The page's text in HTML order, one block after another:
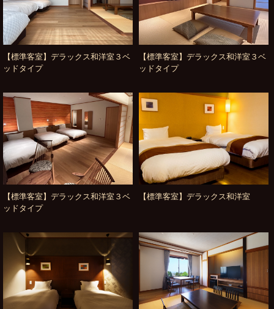
【標準客室】デラックス和洋室３ベ
ッドタイプ
【標準客室】デラックス和洋室３ベ
ッドタイプ
【標準客室】デラックス和洋室３ベ
ッドタイプ
【標準客室】デラックス和洋室